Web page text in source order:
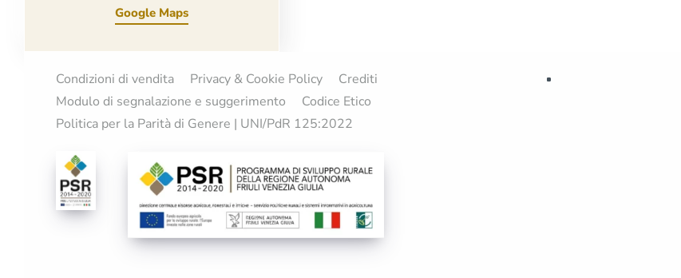
Google Maps
Condizioni di vendita Privacy & Cookie Policy
Crediti
Modulo di segnalazione e suggerimento
Codice Etico
Politica per la Parità di Genere | UNI/PdR 125:2022